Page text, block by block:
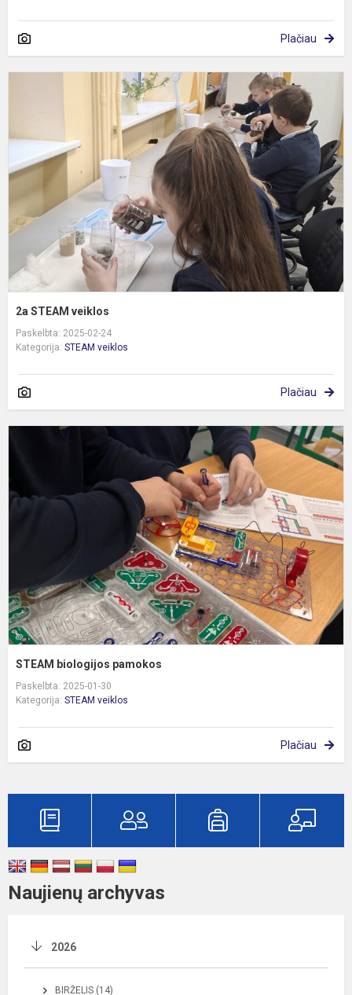
Plačiau
2a STEAM veiklos
Paskelbta: 2025-02-24
Kategorija: STEAM veiklos
Plačiau
STEAM biologijos pamokos
Paskelbta: 2025-01-30
Kategorija: STEAM veiklos
Plačiau
Naujienų archyvas
2026
BIRŽELIS (14)